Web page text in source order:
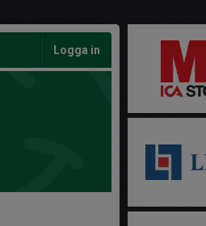
Logga in